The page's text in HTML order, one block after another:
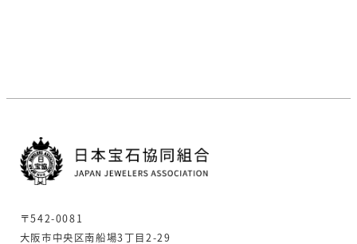
〒542-0081
大阪市中央区南船場3丁目2-29